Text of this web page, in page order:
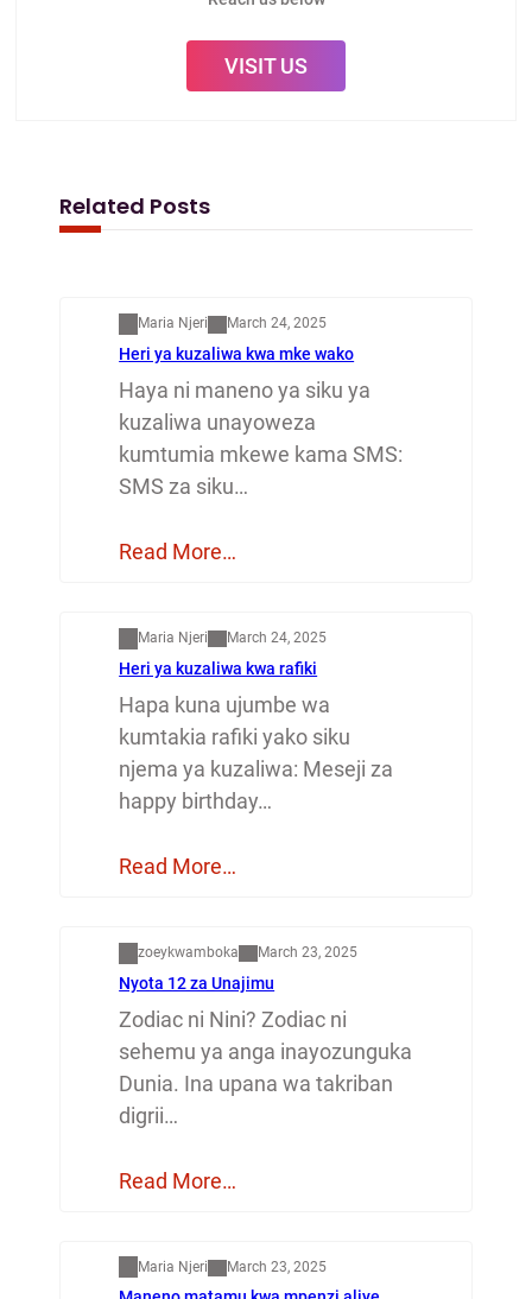
VISIT US
Related Posts
Maria Njeri March 24, 2025
Heri ya kuzaliwa kwa mke wako
Haya ni maneno ya siku ya
kuzaliwa unayoweza
kumtumia mkewe kama SMS:
SMS za siku…
Read More…
Maria Njeri March 24, 2025
Heri ya kuzaliwa kwa rafiki
Hapa kuna ujumbe wa
kumtakia rafiki yako siku
njema ya kuzaliwa: Meseji za
happy birthday…
Read More…
zoeykwamboka March 23, 2025
Nyota 12 za Unajimu
Zodiac ni Nini? Zodiac ni
sehemu ya anga inayozunguka
Dunia. Ina upana wa takriban
digrii…
Read More…
Maria Njeri March 23, 2025